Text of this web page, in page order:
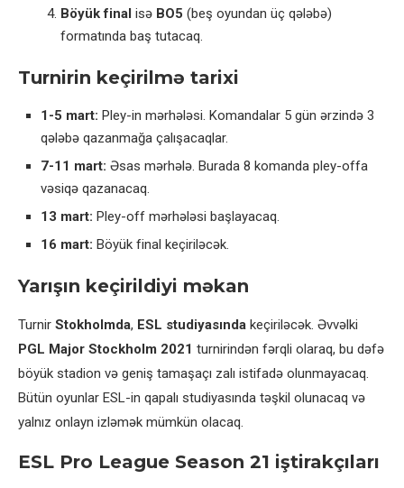
Böyük final isə BO5 (beş oyundan üç qələbə)
formatında baş tutacaq.
Turnirin keçirilmə tarixi
1-5 mart: Pley-in mərhələsi. Komandalar 5 gün ərzində 3
qələbə qazanmağa çalışacaqlar.
7-11 mart: Əsas mərhələ. Burada 8 komanda pley-offa
vəsiqə qazanacaq.
13 mart: Pley-off mərhələsi başlayacaq.
16 mart: Böyük final keçiriləcək.
Yarışın keçirildiyi məkan
Turnir Stokholmda, ESL studiyasında keçiriləcək. Əvvəlki
PGL Major Stockholm 2021 turnirindən fərqli olaraq, bu dəfə
böyük stadion və geniş tamaşaçı zalı istifadə olunmayacaq.
Bütün oyunlar ESL-in qapalı studiyasında təşkil olunacaq və
yalnız onlayn izləmək mümkün olacaq.
ESL Pro League Season 21 iştirakçıları